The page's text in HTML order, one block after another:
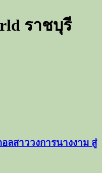
ราชบุรี
สาววงการนางงาม สู่